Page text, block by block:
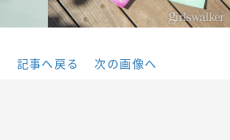
記事へ戻る 次の画像へ